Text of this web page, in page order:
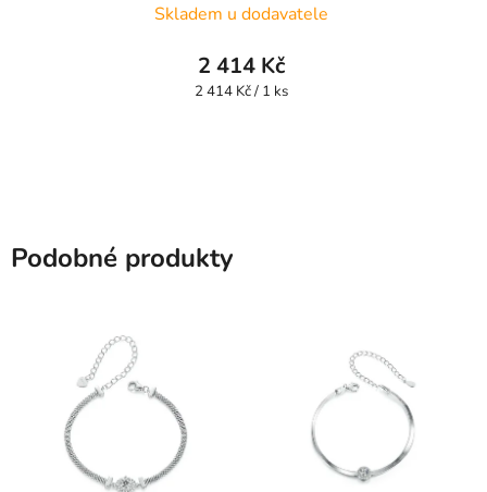
Skladem u dodavatele
2 414 Kč
Měrná
2 414 Kč / 1 ks
Podobné produkty